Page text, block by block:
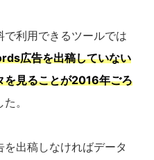
利用できるツールでは
広告を出稿していない
を見ることが2016年ごろ
。
出稿しなければデータ